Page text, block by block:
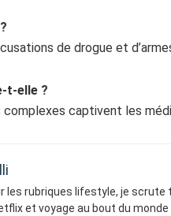
de drogue et
t-elle ?
captivent les
les rubriques lifestyle, je
et voyage au bout du